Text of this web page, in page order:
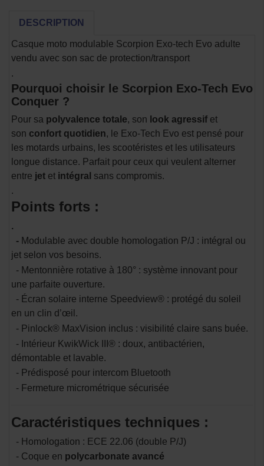
DESCRIPTION
Casque moto modulable Scorpion Exo-tech Evo adulte
vendu avec son sac de protection/transport
.
Pourquoi choisir le Scorpion Exo-Tech Evo
Conquer ?
Pour sa polyvalence totale, son look agressif et
son confort quotidien, le Exo-Tech Evo est pensé pour
les motards urbains, les scootéristes et les utilisateurs
longue distance. Parfait pour ceux qui veulent alterner
entre jet et intégral sans compromis.
.
Points forts :
.
- Modulable avec double homologation P/J : intégral ou
jet selon vos besoins.
- Mentonnière rotative à 180° : système innovant pour
une parfaite ouverture.
- Écran solaire interne Speedview® : protégé du soleil
en un clin d’œil.
- Pinlock® MaxVision inclus : visibilité claire sans buée.
- Intérieur KwikWick III® : doux, antibactérien,
démontable et lavable.
- Prédisposé pour intercom Bluetooth
- Fermeture micrométrique sécurisée
Caractéristiques techniques :
- Homologation : ECE 22.06 (double P/J)
- Coque en polycarbonate avancé